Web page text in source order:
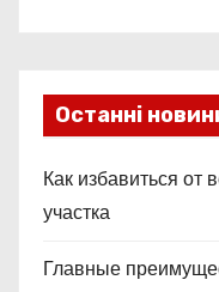
Останні
Как избавиться от
участка
Главные